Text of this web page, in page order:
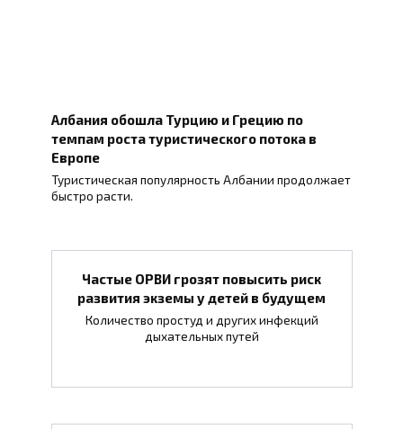
Албания обошла Турцию и Грецию по
темпам роста туристического потока в
Европе
Туристическая популярность Албании продолжает
быстро расти.
Частые ОРВИ грозят повысить риск
развития экземы у детей в будущем
Количество простуд и других инфекций
дыхательных путей